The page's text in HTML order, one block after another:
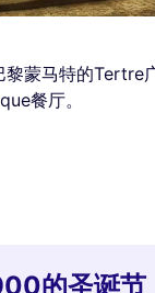
蒙马特的Tertre
餐厅。
的圣诞节